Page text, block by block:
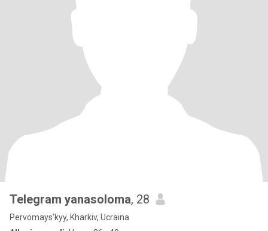
Telegram yanasoloma, 28
Pervomays'kyy, Kharkiv, Ucraina